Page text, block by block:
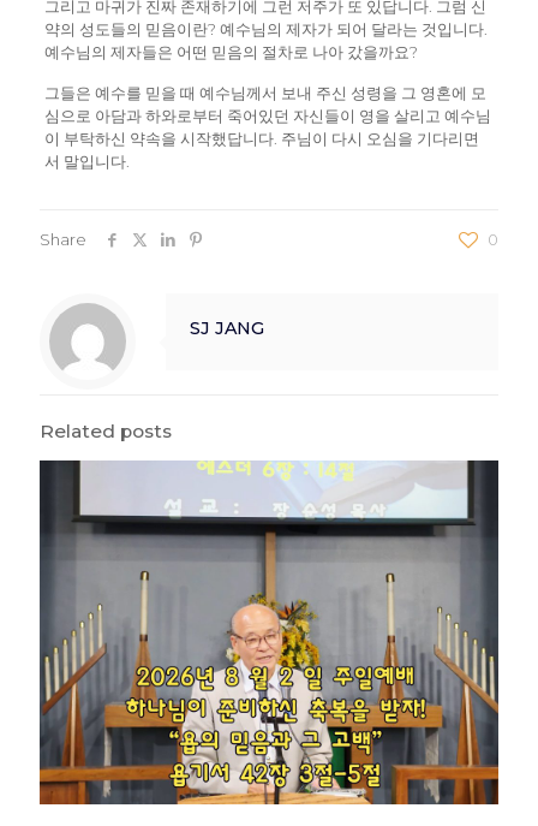
그리고 마귀가 진짜 존재하기에 그런 저주가 또 있답니다. 그럼 신
약의 성도들의 믿음이란? 예수님의 제자가 되어 달라는 것입니다.
예수님의 제자들은 어떤 믿음의 절차로 나아 갔을까요?
그들은 예수를 믿을 때 예수님께서 보내 주신 성령을 그 영혼에 모
심으로 아담과 하와로부터 죽어있던 자신들이 영을 살리고 예수님
이 부탁하신 약속을 시작했답니다. 주님이 다시 오심을 기다리면
서 말입니다.
Share 0
SJ JANG
Related posts